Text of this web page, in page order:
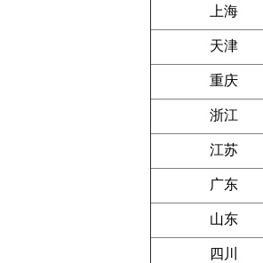
上海
天津
重庆
浙江
江苏
广东
山东
四川